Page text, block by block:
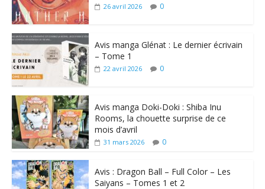
26 avril 2026 0
Avis manga Glénat : Le dernier écrivain
– Tome 1
22 avril 2026 0
Avis manga Doki-Doki : Shiba Inu
Rooms, la chouette surprise de ce
mois d’avril
31 mars 2026 0
Avis : Dragon Ball – Full Color – Les
Saiyans – Tomes 1 et 2